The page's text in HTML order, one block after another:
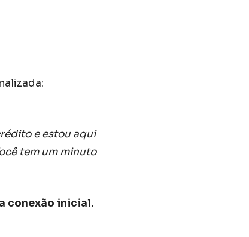
e estou aqui
tem um minuto
conexão inicial.